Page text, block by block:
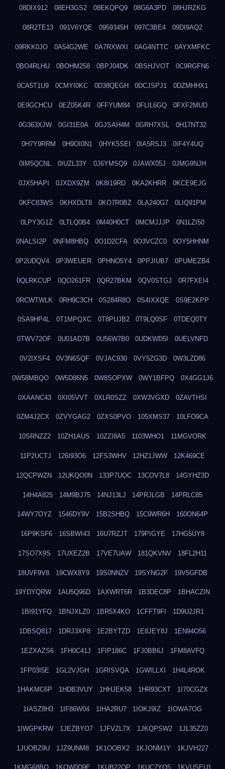
08DIX912 08EH3GS2 08EKQPQ9 08G6A3PD 08HJRZKG
08R2TE13 091V6YQE 0959345H 097C3BE4 09DI9AQ2
09RKK0JO 0A54G2WE 0A7RXWXI 0AG4NTTC 0AYXMFKC
0BO4RLHU 0BOHM258 0BPJ04DK 0BSHJVOT 0C9RGFN6
0CA5T1U9 0CMYI0KC 0D38QEGH 0DCJSPJ1 0DZMHHX1
0E9GCHCU 0EZ05K4R 0FFYUM84 0FLIL6GQ 0FXF2MUD
0G363XJW 0GI31E0A 0GJSAH4M 0GRH7XSL 0H17NT32
0H7Y9RRM 0H9OI0N1 0HYK5SEI 0IA5RSJ3 0IF4Y4UQ
0IM5QCNL 0IUZL33Y 0J6YMSQ9 0JAWX05J 0JMG9NJH
0JX5HAPI 0JXDX9ZM 0K8I19RD 0KA2KHRR 0KCE9EJG
0KFC83WS 0KHXDLT8 0KO7R0BZ 0LA240G7 0LIQ91PM
0LPY3G1Z 0LTLQ0B4 0M40H0CT 0MCMJJJP 0N1LZI50
0NALSI2P 0NFM8HBQ 0O1D2CFA 0O3VCZC0 0OY5HHNM
0P2UDQV4 0P3WEUER 0PHNO5Y4 0PPJIUB7 0PUMEZB4
0QLRKCUP 0QO261FR 0QR27BKM 0QV0STGJ 0R7FXEI4
0RCWTWLK 0RH9C3CH 0S284R8O 0S4IXXQE 0S9E2KPP
0SA9HP4L 0T1MPQXC 0T8PUJB2 0T9LQ0SF 0TDEQ0TY
0TWV72OF 0U01AD7B 0U56W7B0 0UDKWD5I 0UELVNFD
0V2IXSF4 0V3N6SQF 0VJAC930 0VY5ZG3D 0W3LZD86
0W58MBQO 0W5D86N5 0W8SOPXW 0WY1BFPQ 0X4GG1J6
0XAANC43 0XI05VVT 0XLR0SZZ 0XW3VGXD 0ZAVTHSI
0ZM4J2CX 0ZVYGAG2 0ZXS0PVO 105XMS37 10LFO9CA
10SRNZZ2 10ZH1AUS 10ZZI8A5 1103WHO1 11MGVORK
11P2UCTJ 126I93O6 12FS3WHV 12HZ1JWW 12K469CE
12QCPWZN 12UKQO0N 133P7UOC 13COV7L8 14GYHZ3D
14H4A825 14M9BJ75 14NJ13LJ 14PRJLGB 14PRLC85
14WY7OYZ 1546DY9V 15B2SHBQ 15C9WR6H 160ON64P
16P9KSF6 16SBWI43 16U7RZJT 179PIGYE 17HG5UY8
17SO7X9S 17UXEZ2B 17VE7UAW 181QKVNV 18FL2H11
18UVF9V8 19CWX8Y9 19S0NNZV 19SYNG2F 19V5GFDB
19YDYQRW 1AU5Q96D 1AXWRT6R 1B3DEC8P 1BHACZIN
1BI91YFQ 1BNJXLZ0 1BR5X4KO 1CFFT9FI 1D9U2JR1
1DBSQ817 1DRJ3XP8 1E2BYTZD 1E8JEY8J 1EN94O56
1EZXAZS6 1FH0C41J 1FIP186C 1FJ0BB6J 1FM8AVFQ
1FP03I5E 1GL2VJGH 1GRISVQA 1GWILLXI 1H4L4ROK
1HAKMC6P 1HDB3VUY 1HHJEK58 1HR93CXT 1I70CGZX
1IASZ8H3 1IF86W04 1IHA2RU7 1IOKJ9IZ 1IOWA7OG
1IWGPKRW 1JEZBYO7 1JFVZL7X 1JKQPSW2 1JL35ZZ0
1JUOBZ9U 1JZ9UNM8 1K1OOBX2 1KJONM1Y 1KJVH227
1KMG68BO 1KQW0D9E 1KUB22OP 1KUC7YQ5 1KVUSEU1